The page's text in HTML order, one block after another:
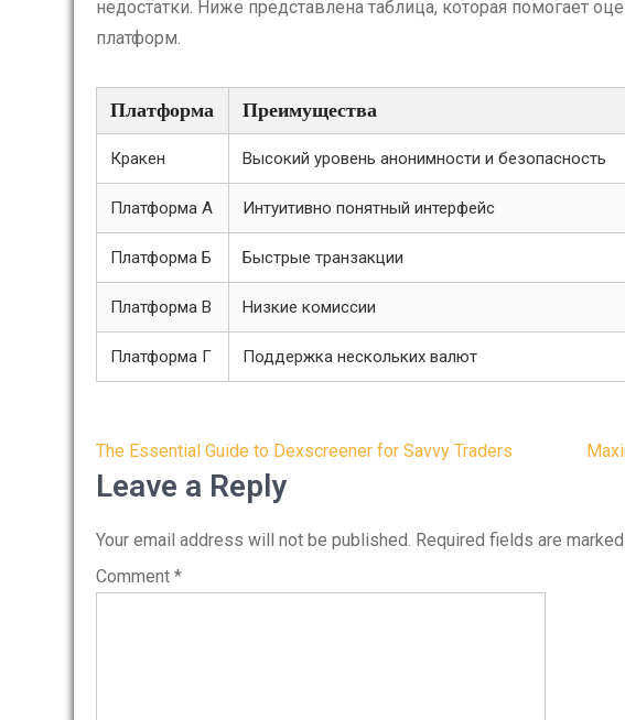
недостатки. Ниже представлена таблица, которая помогает
платформ.
Платформа Преимущества
Кракен Высокий уровень анонимности и безопасность
Платформа А Интуитивно понятный интерфейс
Платформа Б Быстрые транзакции
Платформа В Низкие комиссии
Платформа Г Поддержка нескольких валют
Post
navigation
The Essential Guide to Dexscreener for Savvy Traders
Leave a Reply
Your email address will not be published. Required fields are marked
Comment *